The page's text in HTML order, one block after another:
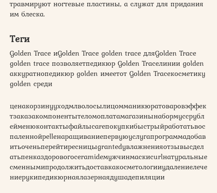
травмируют ногтевые пластины, а служат для придания
им блеска.
Теги
Golden Trace иGolden Trace golden trace дляGolden Trace
golden trace позволяетпедикюр Golden Traceлинии golden
аккуратнопедикюр golden имеетот Golden Traceкосметику
golden среди
ценакорзинууходмлволосылицомманикюратоваровэффек
тзаказакомпонентытеломоплатамагазинынабормуссрубл
ейменюконтактыфайлыcareпокупкибыстрыйработатьвос
паленнойpelleнаращиваниепервуюуслугапрограммадобав
итьоченьперейтиресницыgrantedувлажненияотзывысдел
атьпенказдоровогоceramideмужчинмаскиcurlнатуральные
сменнымипродолжитьдоставкакосметологииудалениелече
ниерукипедикюрнаялазернаядушадепиляции